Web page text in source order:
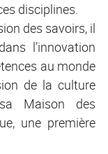
disciplines.
des savoirs, il
l’innovation
au monde
de la culture
Maison des
une première